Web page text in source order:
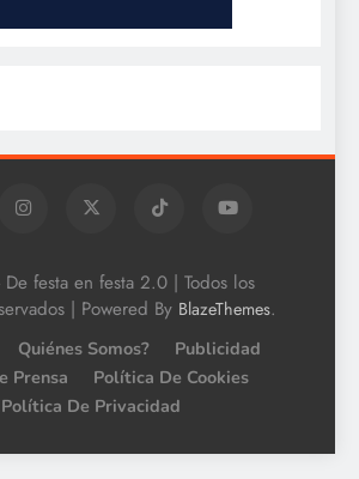
festa en festa 2.0 | Todos los
| Powered By BlazeThemes.
Quiénes Somos?
Publicidad
Prensa
Política De Cookies
Política De Privacidad